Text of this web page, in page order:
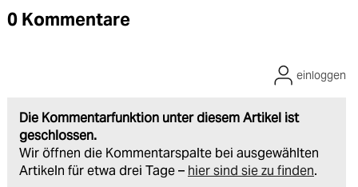
0 Kommentare
Die Kommentarfunktion unter diesem Artikel ist
geschlossen.
Wir öffnen die Kommentarspalte bei ausgewählten
Artikeln für etwa drei Tage – hier sind sie zu finden.
einloggen